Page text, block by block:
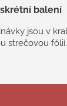
balení
jsou v
strečovou fólií.